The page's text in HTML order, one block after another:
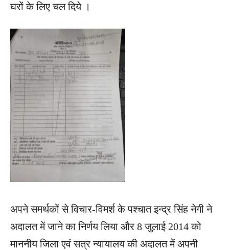
घरों के लिए चल दिये ।
अपने समर्थकों से विचार-विमर्श के पश्चात इन्द्र सिंह नेगी ने
अदालत में जाने का निर्णय लिया और 8 जुलाई 2014 को
माननीय जिला एवं सत्र न्यायालय की अदालत में अपनी